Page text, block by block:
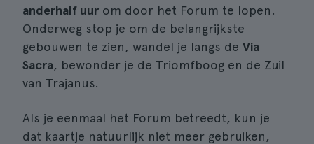
anderhalf uur om door het Forum te lopen.
Onderweg stop je om de belangrijkste
gebouwen te zien, wandel je langs de Via
Sacra, bewonder je de Triomfboog en de Zuil
van Trajanus.
Als je eenmaal het Forum betreedt, kun je
dat kaartje natuurlijk niet meer gebruiken,